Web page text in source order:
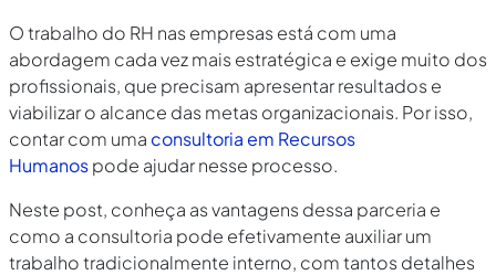
O trabalho do RH nas empresas está com uma
abordagem cada vez mais estratégica e exige muito dos
profissionais, que precisam apresentar resultados e
viabilizar o alcance das metas organizacionais. Por isso,
contar com uma consultoria em Recursos
Humanospode ajudar nesse processo.
Neste post, conheça as vantagens dessa parceria e
como a consultoria pode efetivamente auxiliar um
trabalho tradicionalmente interno, com tantos detalhes